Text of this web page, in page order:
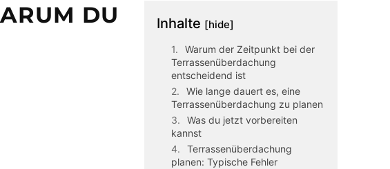
DU
Inhalte [hide]
Warum der Zeitpunkt bei der
Terrassenüberdachung
entscheidend ist
Wie lange dauert es, eine
Terrassenüberdachung zu planen
Was du jetzt vorbereiten
kannst
Terrassenüberdachung
planen: Typische Fehler